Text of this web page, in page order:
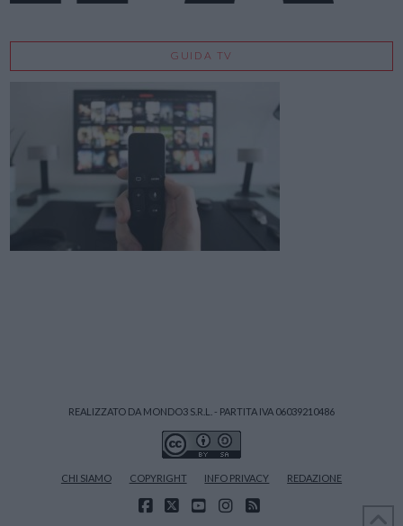
GUIDA TV
REALIZZATO DA MONDO3 S.R.L. - PARTITA IVA 06039210486
CHI SIAMO COPYRIGHT INFO PRIVACY REDAZIONE